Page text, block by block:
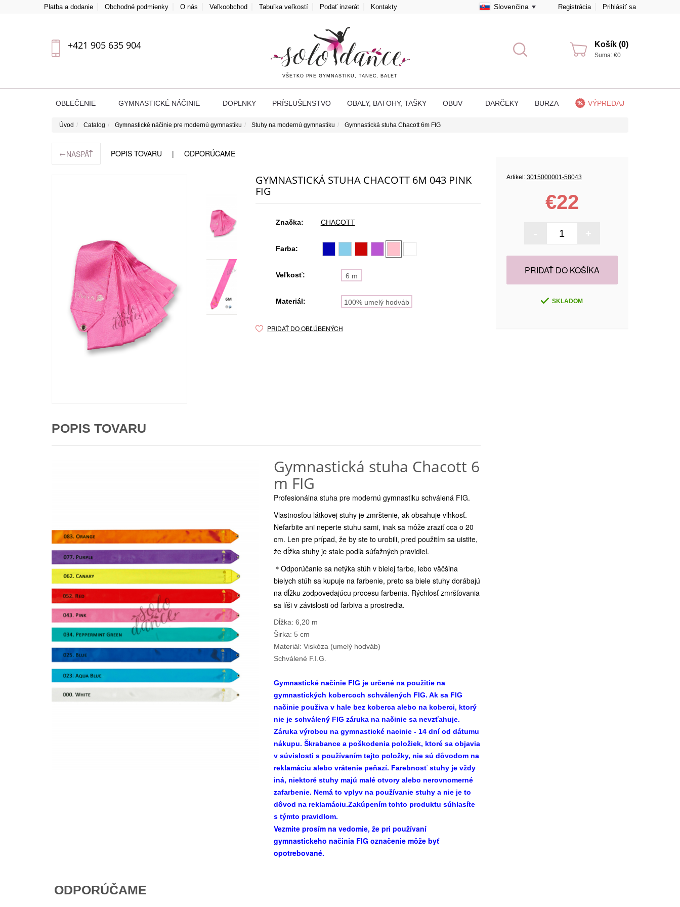
Platba a dodanie Obchodné podmienky O nás Veľkoobchod Tabuľka veľkostí Podať inzerát Kontakty Slovenčina Registrácia Prihlásiť sa
+421 905 635 904
VŠETKO PRE GYMNASTIKU, TANEC, BALET
Košík (0)
Suma: €0
OBLEČENIE GYMNASTICKÉ NÁČINIE DOPLNKY PRÍSLUŠENSTVO OBALY, BATOHY, TAŠKY OBUV DARČEKY BURZA VÝPREDAJ
Úvod Catalog Gymnastické náčinie pre modernú gymnastiku Stuhy na modernú gymnastiku Gymnastická stuha Chacott 6m FIG
←NASPÄŤ POPIS TOVARU ODPORÚČAME
GYMNASTICKÁ STUHA CHACOTT 6M 043 PINK
FIG
Značka: CHACOTT
Farba:
Veľkosť: 6 m
Materiál: 100% umelý hodváb
PRIDAŤ DO OBĽÚBENÝCH
POPIS TOVARU
Gymnastická stuha Chacott 6
m FIG
Profesionálna stuha pre modernú gymnastiku schválená FIG.
Vlastnosťou látkovej stuhy je zmrštenie, ak obsahuje vlhkosť.
Nefarbite ani neperte stuhu sami, inak sa môže zraziť cca o 20
cm. Len pre prípad, že by ste to urobili, pred použitím sa uistite,
že dĺžka stuhy je stale podľa súťažných pravidiel.
＊Odporúčanie sa netýka stúh v bielej farbe, lebo väčšina
bielych stúh sa kupuje na farbenie, preto sa biele stuhy dorábajú
na dĺžku zodpovedajúcu procesu farbenia. Rýchlosť zmršťovania
sa líši v závislosti od farbiva a prostredia.
Dĺžka: 6,20 m
Širka: 5 cm
Materiál: Viskóza (umelý hodváb)
Schválené F.I.G.
Gymnastické načinie FIG je určené na použitie na
gymnastických kobercoch schválených FIG. Ak sa FIG
načinie použiva v hale bez koberca alebo na koberci, ktorý
nie je schválený FIG záruka na načinie sa nevzťahuje.
Záruka výrobcu na gymnastické nacinie - 14 dní od dátumu
nákupu. Škrabance a poškodenia položiek, ktoré sa objavia
v súvislosti s používaním tejto položky, nie sú dôvodom na
reklamáciu alebo vrátenie peňazí. Farebnosť stuhy je vždy
iná, niektoré stuhy majú malé otvory alebo nerovnomerné
zafarbenie. Nemá to vplyv na používanie stuhy a nie je to
dôvod na reklamáciu.Zakúpením tohto produktu súhlasíte
s týmto pravidlom.
Vezmite prosím na vedomie, že pri používaní
gymnastickeho načinia FIG označenie môže byť
opotrebované.
Artikel: 3015000001-58043
€22
PRIDAŤ DO KOŠÍKA
SKLADOM
ODPORÚČAME